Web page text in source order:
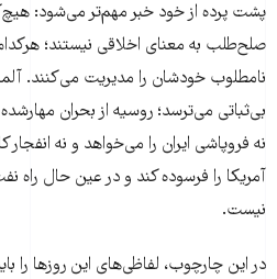
پشت پرده از خود خبر مهم‌تر می‌شود:
صلح‌طلب به معنای اخلاقی نیستند؛
نامطلوب خودشان را مدیریت می‌کنند.
بی‌ثباتی می‌ترسد؛ روسیه از بحران
نه فروپاشی ایران را می‌خواهد و نه انفجار
آمریکا را فرسوده کند و در عین حال راه
نیست.
در این چارچوب، لفاظی‌های این روزها را